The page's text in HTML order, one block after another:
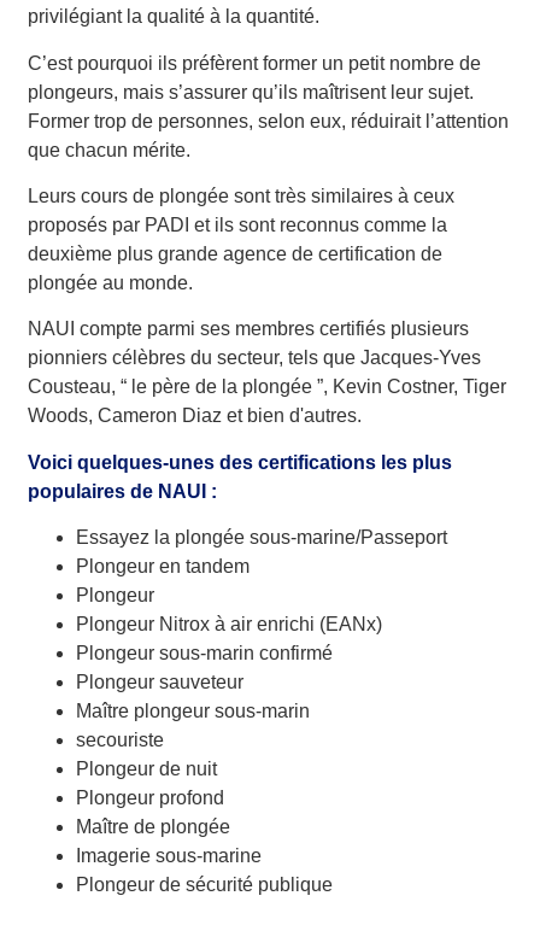
privilégiant la qualité à la quantité.
C’est pourquoi ils préfèrent former un petit nombre de
plongeurs, mais s’assurer qu’ils maîtrisent leur sujet.
Former trop de personnes, selon eux, réduirait l’attention
que chacun mérite.
Leurs cours de plongée sont très similaires à ceux
proposés par PADI et ils sont reconnus comme la
deuxième plus grande agence de certification de
plongée au monde.
NAUI compte parmi ses membres certifiés plusieurs
pionniers célèbres du secteur, tels que Jacques-Yves
Cousteau, “ le père de la plongée ”, Kevin Costner, Tiger
Woods, Cameron Diaz et bien d'autres.
Voici quelques-unes des certifications les plus
populaires de NAUI :
Essayez la plongée sous-marine/Passeport
Plongeur en tandem
Plongeur
Plongeur Nitrox à air enrichi (EANx)
Plongeur sous-marin confirmé
Plongeur sauveteur
Maître plongeur sous-marin
secouriste
Plongeur de nuit
Plongeur profond
Maître de plongée
Imagerie sous-marine
Plongeur de sécurité publique